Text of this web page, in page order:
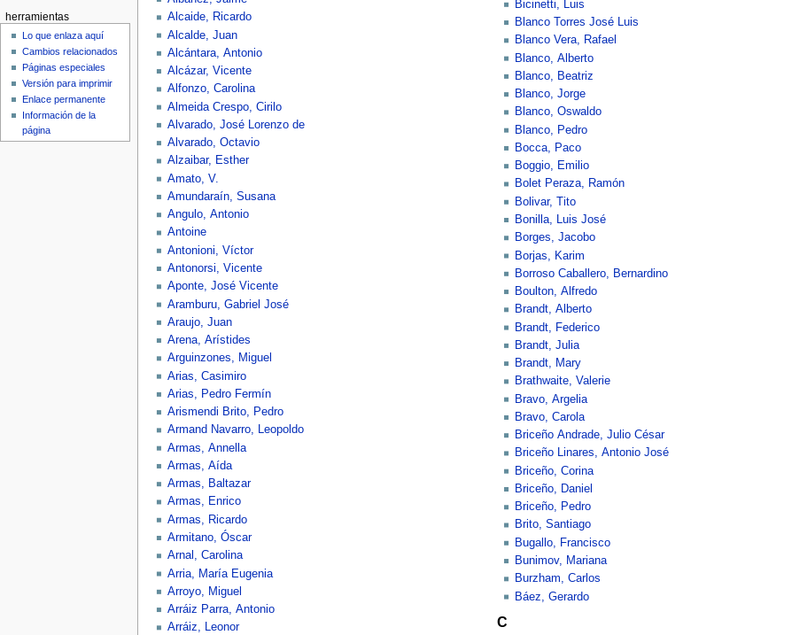
Alcaide, Ricardo
Alcalde, Juan
Alcántara, Antonio
Alcázar, Vicente
Alfonzo, Carolina
Almeida Crespo, Cirilo
Alvarado, José Lorenzo de
Alvarado, Octavio
Alzaibar, Esther
Amato, V.
Amundaraín, Susana
Angulo, Antonio
Antoine
Antonioni, Víctor
Antonorsi, Vicente
Aponte, José Vicente
Aramburu, Gabriel José
Araujo, Juan
Arena, Arístides
Arguinzones, Miguel
Arias, Casimiro
Arias, Pedro Fermín
Arismendi Brito, Pedro
Armand Navarro, Leopoldo
Armas, Annella
Armas, Aída
Armas, Baltazar
Armas, Enrico
Armas, Ricardo
Armitano, Óscar
Arnal, Carolina
Arria, María Eugenia
Arroyo, Miguel
Arráiz Parra, Antonio
Arráiz, Leonor
Bicinetti, Luis
Blanco Torres José Luis
Blanco Vera, Rafael
Blanco, Alberto
Blanco, Beatriz
Blanco, Jorge
Blanco, Oswaldo
Blanco, Pedro
Bocca, Paco
Boggio, Emilio
Bolet Peraza, Ramón
Bolivar, Tito
Bonilla, Luis José
Borges, Jacobo
Borjas, Karim
Borroso Caballero, Bernardino
Boulton, Alfredo
Brandt, Alberto
Brandt, Federico
Brandt, Julia
Brandt, Mary
Brathwaite, Valerie
Bravo, Argelia
Bravo, Carola
Briceño Andrade, Julio César
Briceño Linares, Antonio José
Briceño, Corina
Briceño, Daniel
Briceño, Pedro
Brito, Santiago
Bugallo, Francisco
Bunimov, Mariana
Burzham, Carlos
Báez, Gerardo
C
herramientas
Lo que enlaza aquí
Cambios relacionados
Páginas especiales
Versión para imprimir
Enlace permanente
Información de la
página